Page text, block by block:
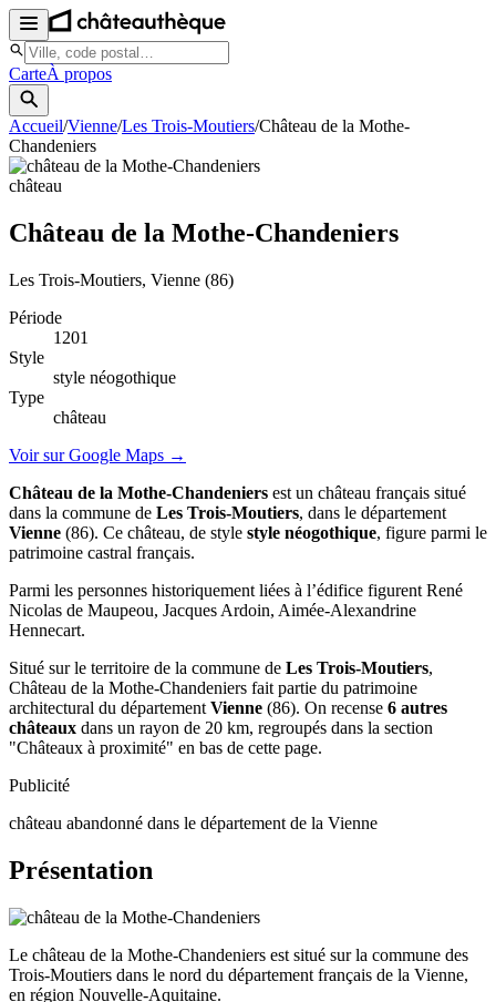
CarteÀ propos
Accueil/Vienne/Les Trois-Moutiers/Château de la Mothe-
Chandeniers
château
Château de la Mothe-Chandeniers
Les Trois-Moutiers, Vienne (86)
Période
1201
Style
style néogothique
Type
château
Voir sur Google Maps →
Château de la Mothe-Chandeniers est un château français situé
dans la commune de Les Trois-Moutiers, dans le département
Vienne (86). Ce château, de style style néogothique, figure parmi le
patrimoine castral français.
Parmi les personnes historiquement liées à l’édifice figurent René
Nicolas de Maupeou, Jacques Ardoin, Aimée-Alexandrine
Hennecart.
Situé sur le territoire de la commune de Les Trois-Moutiers,
Château de la Mothe-Chandeniers fait partie du patrimoine
architectural du département Vienne (86). On recense 6 autres
châteaux dans un rayon de 20 km, regroupés dans la section
"Châteaux à proximité" en bas de cette page.
Publicité
château abandonné dans le département de la Vienne
Présentation
Le château de la Mothe-Chandeniers est situé sur la commune des
Trois-Moutiers dans le nord du département français de la Vienne,
en région Nouvelle-Aquitaine.